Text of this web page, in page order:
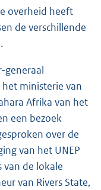
overheid heeft
de verschillende
generaal
ministerie van
Afrika van het
een bezoek
over de
van het UNEP
de lokale
van Rivers State,